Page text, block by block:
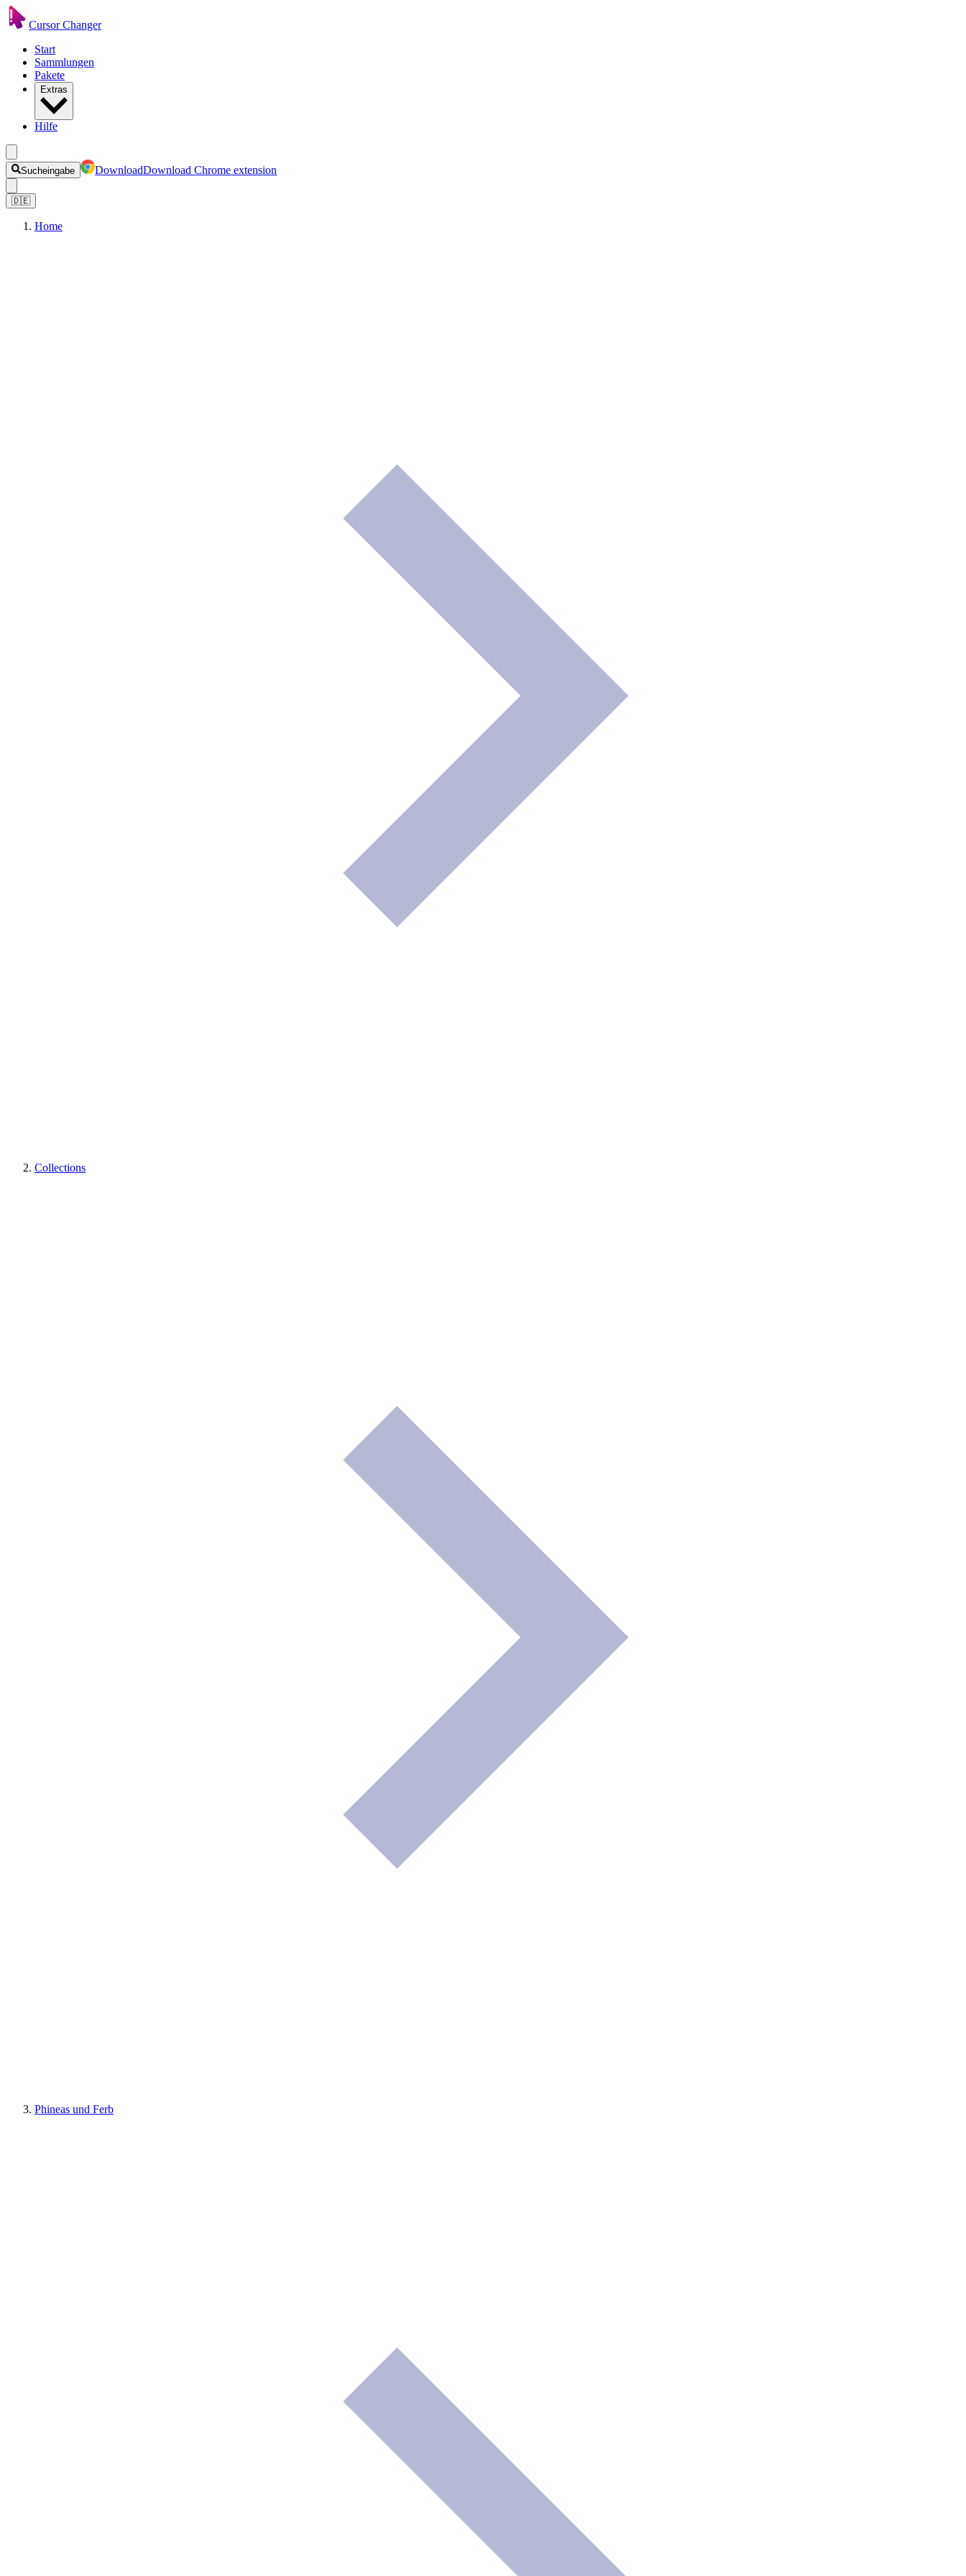
Cursor Changer
Start
Sammlungen
Pakete
Extras
Hilfe
Sucheingabe DownloadDownload Chrome extension
🇩🇪
Home
Collections
Phineas und Ferb